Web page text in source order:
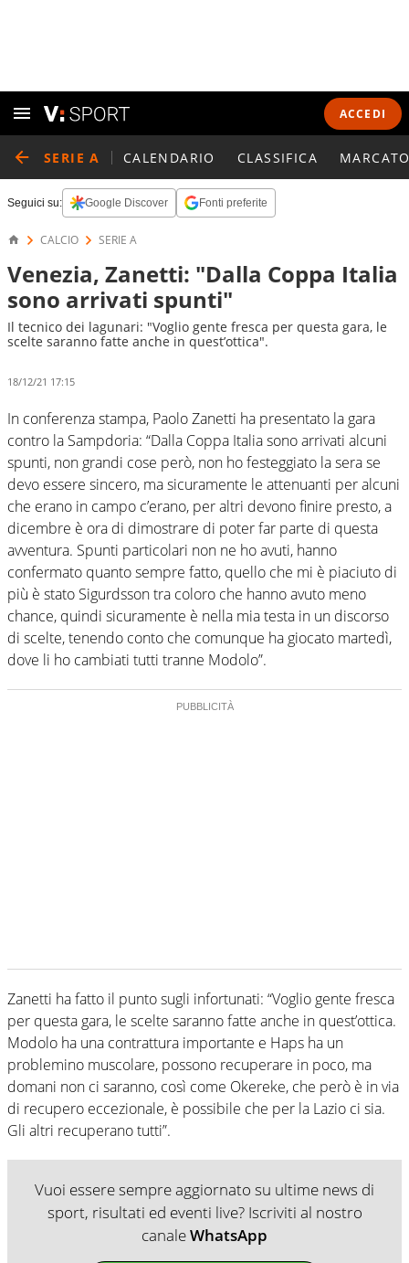
ACCEDI
SERIE A CALENDARIO CLASSIFICA
Seguici su: Google Discover Fonti preferite
CALCIO SERIE A
Venezia, Zanetti: "Dalla Coppa Italia
sono arrivati spunti"
Il tecnico dei lagunari: "Voglio gente fresca per questa gara, le
scelte saranno fatte anche in quest’ottica".
18/12/21 17:15
In conferenza stampa, Paolo Zanetti ha presentato la gara
contro la Sampdoria: “Dalla Coppa Italia sono arrivati alcuni
spunti, non grandi cose però, non ho festeggiato la sera se
devo essere sincero, ma sicuramente le attenuanti per alcuni
che erano in campo c’erano, per altri devono finire presto, a
dicembre è ora di dimostrare di poter far parte di questa
avventura. Spunti particolari non ne ho avuti, hanno
confermato quanto sempre fatto, quello che mi è piaciuto di
più è stato Sigurdsson tra coloro che hanno avuto meno
chance, quindi sicuramente è nella mia testa in un discorso
di scelte, tenendo conto che comunque ha giocato martedì,
dove li ho cambiati tutti tranne Modolo”.
Zanetti ha fatto il punto sugli infortunati: “Voglio gente fresca
per questa gara, le scelte saranno fatte anche in quest’ottica.
Modolo ha una contrattura importante e Haps ha un
problemino muscolare, possono recuperare in poco, ma
domani non ci saranno, così come Okereke, che però è in via
di recupero eccezionale, è possibile che per la Lazio ci sia.
Gli altri recuperano tutti”.
Vuoi essere sempre aggiornato su ultime news di
sport, risultati ed eventi live? Iscriviti al nostro
canaleWhatsApp